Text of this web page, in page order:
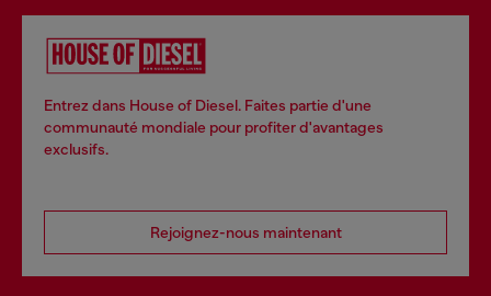
Entrez dans House of Diesel. Faites partie d'une
communauté mondiale pour profiter d'avantages
exclusifs.
Rejoignez-nous maintenant